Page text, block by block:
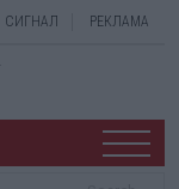
СИГНАЛ РЕКЛАМА